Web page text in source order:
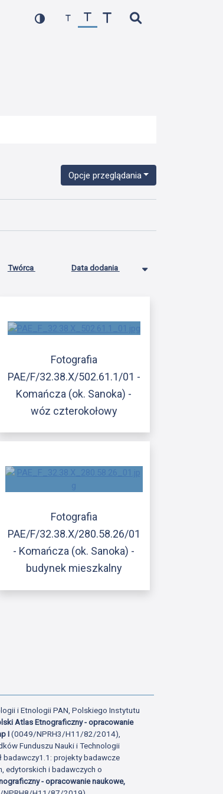
Opcje przeglądania
Twórca Data dodania
Fotografia
PAE/F/32.38.X/502.61.1/01 -
Komańcza (ok. Sanoka) -
wóz czterokołowy
Fotografia
PAE/F/32.38.X/280.58.26/01
- Komańcza (ok. Sanoka) -
budynek mieszkalny
i Etnologii PAN, Polskiego Instytutu
Atlas Etnograficzny - opracowanie
I(0049/NPRH3/H11/82/2014),
Funduszu Nauki i Technologii
badawczy1.1: projekty badawcze
edytorskich i badawczych o
- opracowanie naukowe,